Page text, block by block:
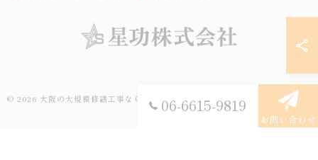
06-6615-9819
お問い合わせ
© 2026 大阪の大規模修繕工事なら星功株式会社 ALL RIGHTS RESERVED.